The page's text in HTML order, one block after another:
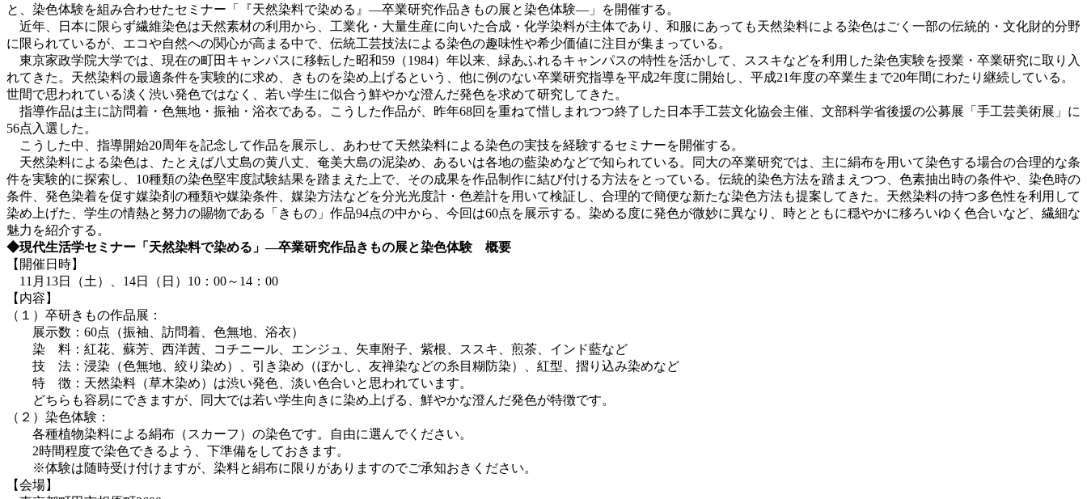
と、染色体験を組み合わせたセミナー「『天然染料で染める』―卒業研究作品きもの展と染色体験―」を開催する。
近年、日本に限らず繊維染色は天然素材の利用から、工業化・大量生産に向いた合成・化学染料が主体であり、和服にあっても天然染料による染色はごく一部の伝統的・文化財的分野
に限られているが、エコや自然への関心が高まる中で、伝統工芸技法による染色の趣味性や希少価値に注目が集まっている。
東京家政学院大学では、現在の町田キャンパスに移転した昭和59（1984）年以来、緑あふれるキャンパスの特性を活かして、ススキなどを利用した染色実験を授業・卒業研究に取り入
れてきた。天然染料の最適条件を実験的に求め、きものを染め上げるという、他に例のない卒業研究指導を平成2年度に開始し、平成21年度の卒業生まで20年間にわたり継続している。
世間で思われている淡く渋い発色ではなく、若い学生に似合う鮮やかな澄んだ発色を求めて研究してきた。
指導作品は主に訪問着・色無地・振袖・浴衣である。こうした作品が、昨年68回を重ねて惜しまれつつ終了した日本手工芸文化協会主催、文部科学省後援の公募展「手工芸美術展」に
56点入選した。
こうした中、指導開始20周年を記念して作品を展示し、あわせて天然染料による染色の実技を経験するセミナーを開催する。
天然染料による染色は、たとえば八丈島の黄八丈、奄美大島の泥染め、あるいは各地の藍染めなどで知られている。同大の卒業研究では、主に絹布を用いて染色する場合の合理的な条
件を実験的に探索し、10種類の染色堅牢度試験結果を踏まえた上で、その成果を作品制作に結び付ける方法をとっている。伝統的染色方法を踏まえつつ、色素抽出時の条件や、染色時の
条件、発色染着を促す媒染剤の種類や媒染条件、媒染方法などを分光光度計・色差計を用いて検証し、合理的で簡便な新たな染色方法も提案してきた。天然染料の持つ多色性を利用して
染め上げた、学生の情熱と努力の賜物である「きもの」作品94点の中から、今回は60点を展示する。染める度に発色が微妙に異なり、時とともに穏やかに移ろいゆく色合いなど、繊細な
魅力を紹介する。
◆現代生活学セミナー「天然染料で染める」―卒業研究作品きもの展と染色体験 概要
【開催日時】
11月13日（土）、14日（日）10：00～14：00
【内容】
（１）卒研きもの作品展：
展示数：60点（振袖、訪問着、色無地、浴衣）
染 料：紅花、蘇芳、西洋茜、コチニール、エンジュ、矢車附子、紫根、ススキ、煎茶、インド藍など
技 法：浸染（色無地、絞り染め）、引き染め（ぼかし、友禅染などの糸目糊防染）、紅型、摺り込み染めなど
特 徴：天然染料（草木染め）は渋い発色、淡い色合いと思われています。
どちらも容易にできますが、同大では若い学生向きに染め上げる、鮮やかな澄んだ発色が特徴です。
（２）染色体験：
各種植物染料による絹布（スカーフ）の染色です。自由に選んでください。
2時間程度で染色できるよう、下準備をしておきます。
※体験は随時受け付けますが、染料と絹布に限りがありますのでご承知おきください。
【会場】